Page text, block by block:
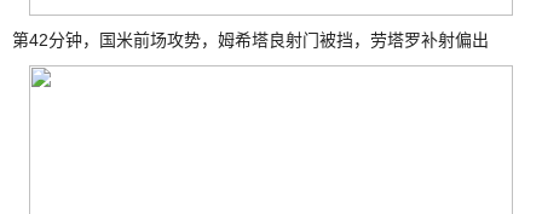
第42分钟，国米前场攻势，姆希塔良射门被挡，劳塔罗补射偏出